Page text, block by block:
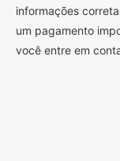
informações
um pagamento
você entre em